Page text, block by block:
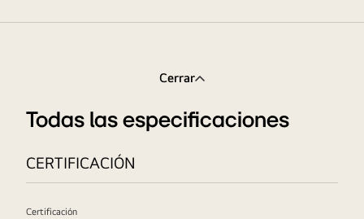
Cerrar
Todas las especificaciones
CERTIFICACIÓN
Certificación